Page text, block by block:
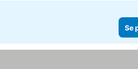
Se